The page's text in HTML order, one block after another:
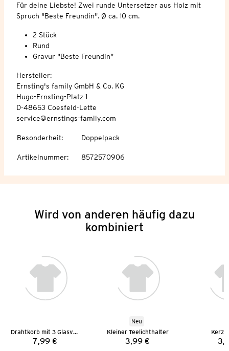
Für deine Liebste! Zwei runde Untersetzer aus Holz mit
Spruch "Beste Freundin". Ø ca. 10 cm.
2 Stück
Rund
Gravur "Beste Freundin"
Hersteller:
Ernsting's family GmbH & Co. KG
Hugo-Ernsting-Platz 1
D-48653 Coesfeld-Lette
service@ernstings-family.com
Besonderheit: Doppelpack
Artikelnummer: 8572570906
Wird von anderen häufig dazu
kombiniert
Drahtkorb mit 3 Glasvasen
Preis:
7,99 €
Neu
Kleiner Teelichthalter
Preis:
3,99 €